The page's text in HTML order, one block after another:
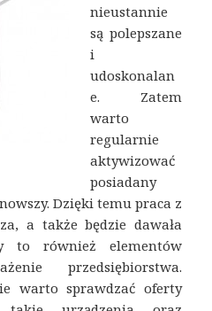
nieustannie
są polepszane
i
udoskonalan
e. Zatem
warto
regularnie
aktywizować
posiadany
Dzięki temu praca z
a także będzie dawała
to również elementów
przedsiębiorstwa.
warto sprawdzać oferty